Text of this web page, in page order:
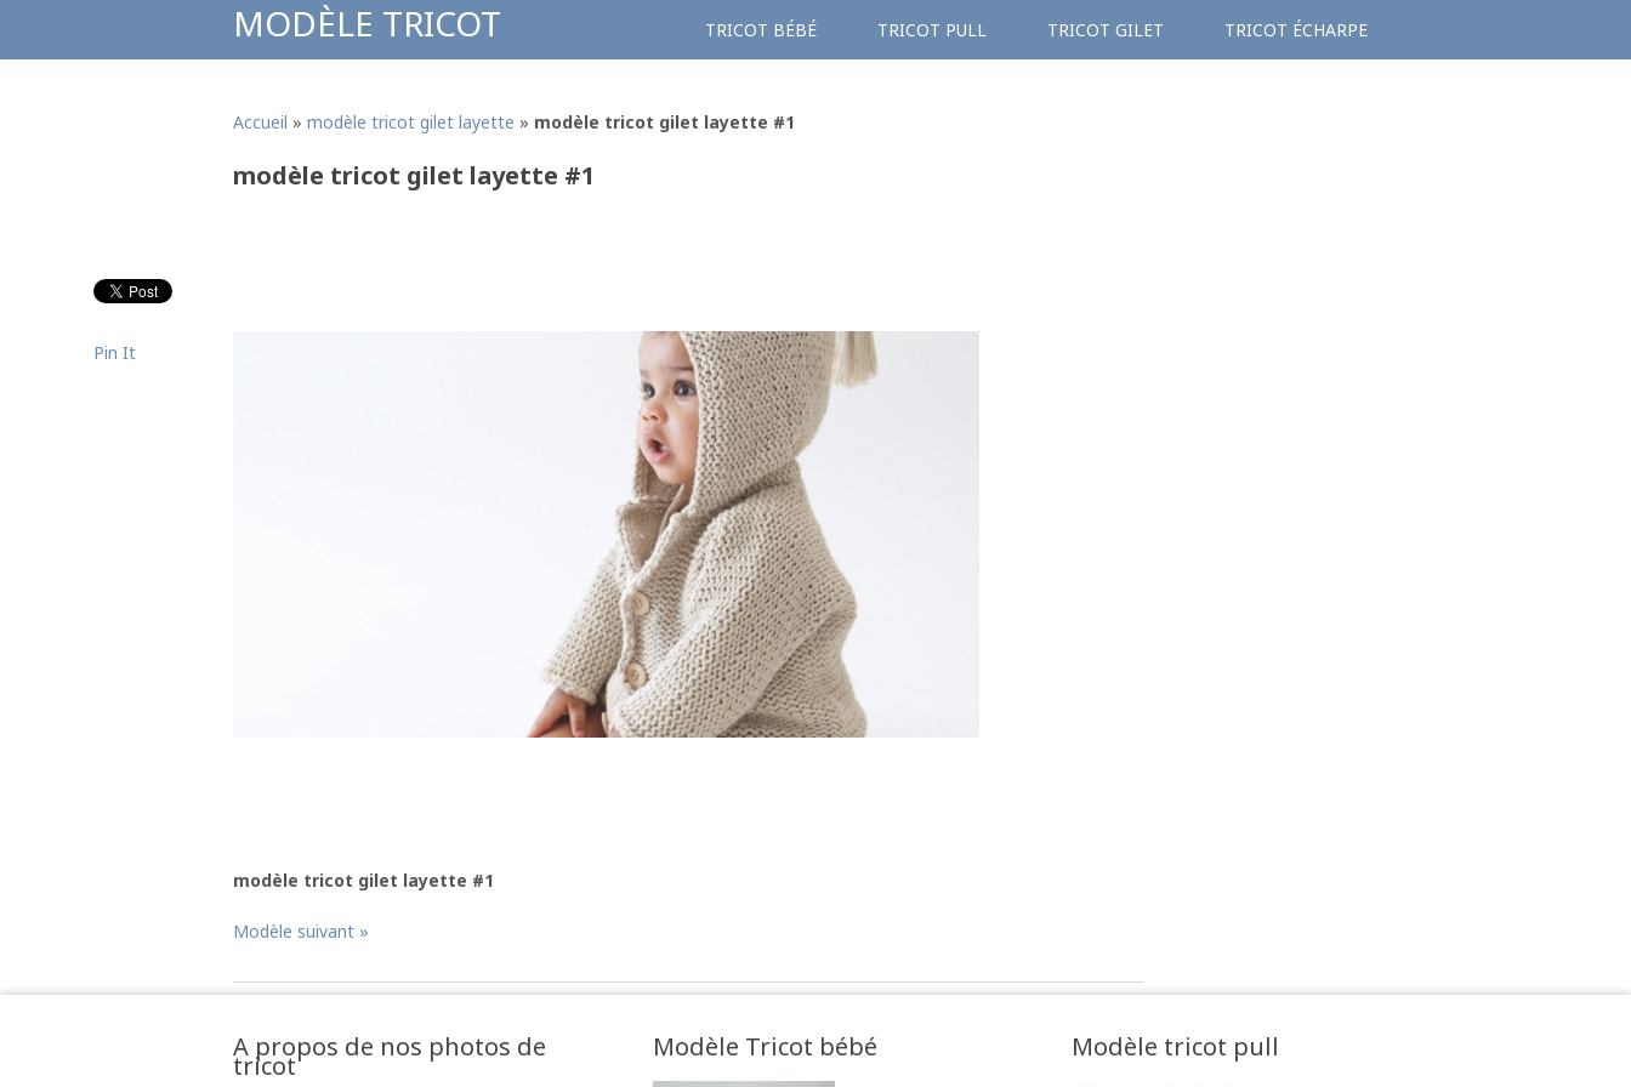
MODÈLE TRICOT TRICOT BÉBÉ TRICOT PULL TRICOT GILET TRICOT ÉCHARPE
Accueil » modèle tricot gilet layette » modèle tricot gilet layette #1
modèle tricot gilet layette #1
modèle tricot gilet layette #1
Modèle suivant »
Pin It
A propos de nos photos de
tricot
Modèle Tricot bébé Modèle tricot pull